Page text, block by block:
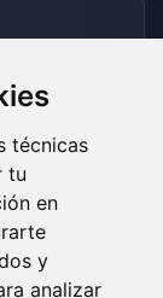
técnicas
tu
en
y
analizar